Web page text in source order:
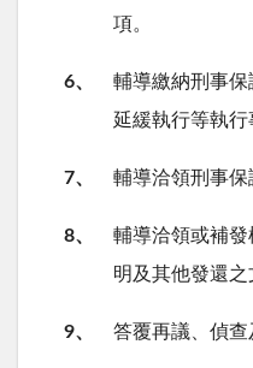
項。
6、
輔導繳納刑事
延緩執行等執行
7、 輔導洽領刑事保
8、
輔導洽領或補
明及其他發還之
9、 答覆再議、偵查